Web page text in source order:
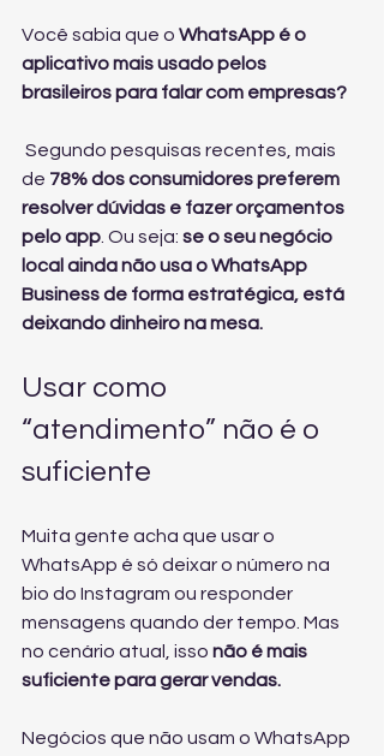
Você sabia que o WhatsApp é o
aplicativo mais usado pelos
brasileiros para falar com empresas?
de 78% dos consumidores preferem
resolver dúvidas e fazer orçamentos
pelo app. Ou seja: se o seu negócio
local ainda não usa o WhatsApp
Business de forma estratégica, está
deixando dinheiro na mesa.
Usar como
“atendimento” não é o
suficiente
Muita gente acha que usar o
WhatsApp é só deixar o número na
bio do Instagram ou responder
mensagens quando der tempo. Mas
no cenário atual, isso não é mais
suficiente para gerar vendas.
Negócios que não usam o WhatsApp